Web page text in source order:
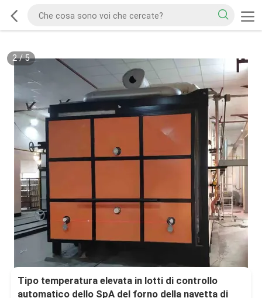
2/5
Tipo temperatura elevata in lotti di controllo
automatico dello SpA del forno della navetta di